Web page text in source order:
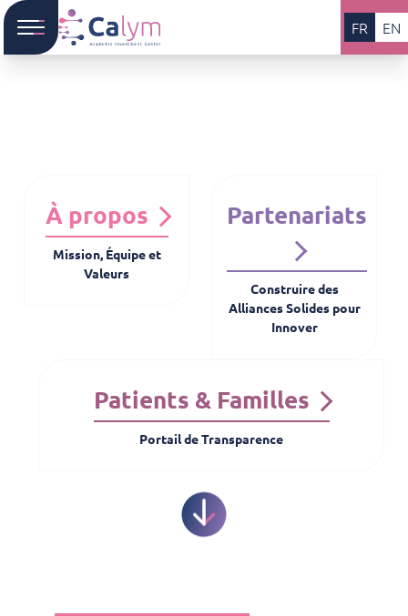
FR EN
À propos
Mission, Équipe et
Valeurs
Partenariats
Construire des
Alliances Solides pour
Innover
Patients & Familles
Portail de Transparence